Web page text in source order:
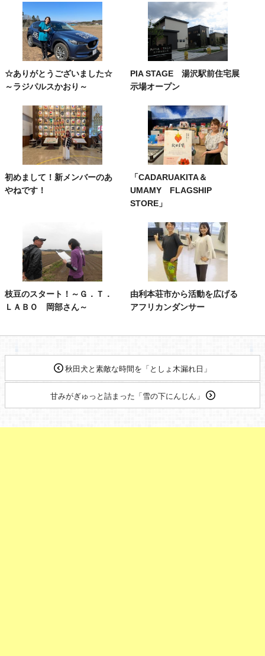
☆ありがとうございました☆
～ラジパルスかおり～
PIA STAGE 湯沢駅前住宅展
示場オープン
初めまして！新メンバーのあ
やねです！
「CADARUAKITA＆
UMAMY FLAGSHIP
STORE」
枝豆のスタート！～Ｇ．Ｔ．
ＬＡＢＯ 岡部さん～
由利本荘市から活動を広げる
アフリカンダンサー
秋田犬と素敵な時間を「としょ木漏れ日」
甘みがぎゅっと詰まった「雪の下にんじん」